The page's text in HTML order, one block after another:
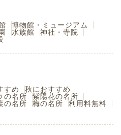
博物館・ミュージアム
水族館
神社・寺院
すめ
秋におすすめ
の名所
紫陽花の名所
の名所 梅の名所
利用料無料